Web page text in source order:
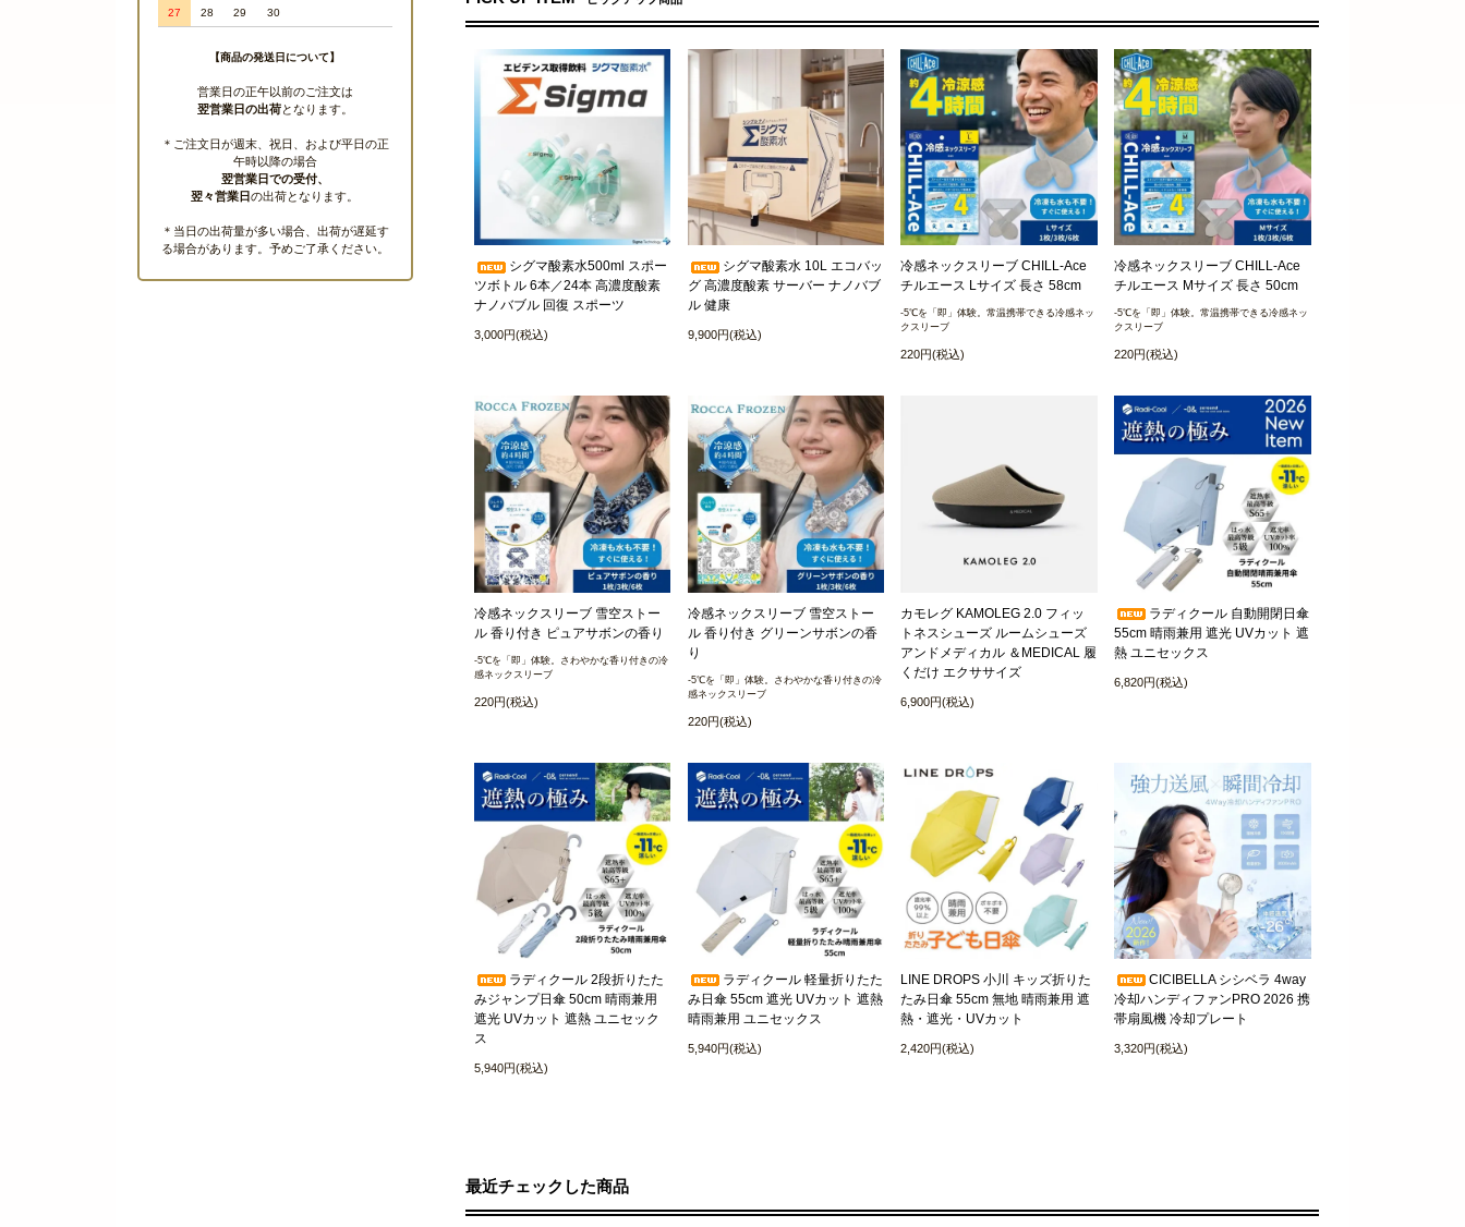
シグマ酸素水500ml スポー
ツボトル 6本／24本 高濃度酸素
ナノバブル 回復 スポーツ
3,000円(税込)
シグマ酸素水 10L エコバッ
グ 高濃度酸素 サーバー ナノバブ
ル 健康
9,900円(税込)
冷感ネックスリーブ CHILL-Ace
チルエース Lサイズ 長さ 58cm
-5℃を「即」体験。常温携帯できる冷感ネッ
クスリーブ
220円(税込)
冷感ネックスリーブ CHILL-Ace
チルエース Mサイズ 長さ 50cm
-5℃を「即」体験。常温携帯できる冷感ネッ
クスリーブ
220円(税込)
冷感ネックスリーブ 雪空ストー
ル 香り付き ピュアサボンの香り
-5℃を「即」体験。さわやかな香り付きの冷
感ネックスリーブ
220円(税込)
冷感ネックスリーブ 雪空ストー
ル 香り付き グリーンサボンの香
り
-5℃を「即」体験。さわやかな香り付きの冷
感ネックスリーブ
220円(税込)
カモレグ KAMOLEG 2.0 フィッ
トネスシューズ ルームシューズ
アンドメディカル ＆MEDICAL 履
くだけ エクササイズ
6,900円(税込)
ラディクール 自動開閉日傘
55cm 晴雨兼用 遮光 UVカット 遮
熱 ユニセックス
6,820円(税込)
ラディクール 2段折りたた
みジャンプ日傘 50cm 晴雨兼用
遮光 UVカット 遮熱 ユニセック
ス
5,940円(税込)
ラディクール 軽量折りたた
み日傘 55cm 遮光 UVカット 遮熱
晴雨兼用 ユニセックス
5,940円(税込)
LINE DROPS 小川 キッズ折りた
たみ日傘 55cm 無地 晴雨兼用 遮
熱・遮光・UVカット
2,420円(税込)
CICIBELLA シシベラ 4way
冷却ハンディファンPRO 2026 携
帯扇風機 冷却プレート
3,320円(税込)
最近チェックした商品
27 28 29 30
【商品の発送日について】
営業日の正午以前のご注文は
翌営業日の出荷となります。
＊ご注文日が週末、祝日、および平日の正
午時以降の場合
翌営業日での受付、
翌々営業日の出荷となります。
＊当日の出荷量が多い場合、出荷が遅延す
る場合があります。予めご了承ください。